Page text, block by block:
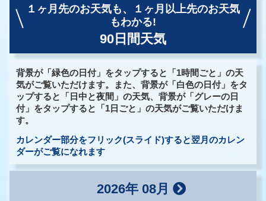
１ヶ月先のお天気も、
１ヶ月以上先のお天気
もわかる!
90日間天気
背景が「緑色の日付」をタップすると「1時間ごと」の天
気がご覧いただけます。また、背景が「白色の日付」をタ
ップすると「日中と夜間」の天気、背景が「グレーの日
付」をタップすると「1日ごと」の天気がご覧いただけま
す。
カレンダー部分をフリック(スライド)すると翌月のカレン
ダーがご覧になれます
2026年 08月